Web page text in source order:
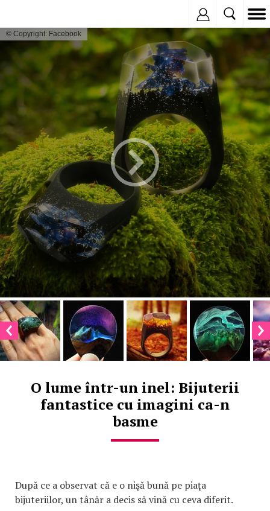
© Copyright: Facebook
O lume într-un inel: Bijuterii
fantastice cu imagini ca-n
basme
După ce a observat că e o nişă bună pe piaţa
bijuteriilor, un tânăr a decis să vină cu ceva diferit.